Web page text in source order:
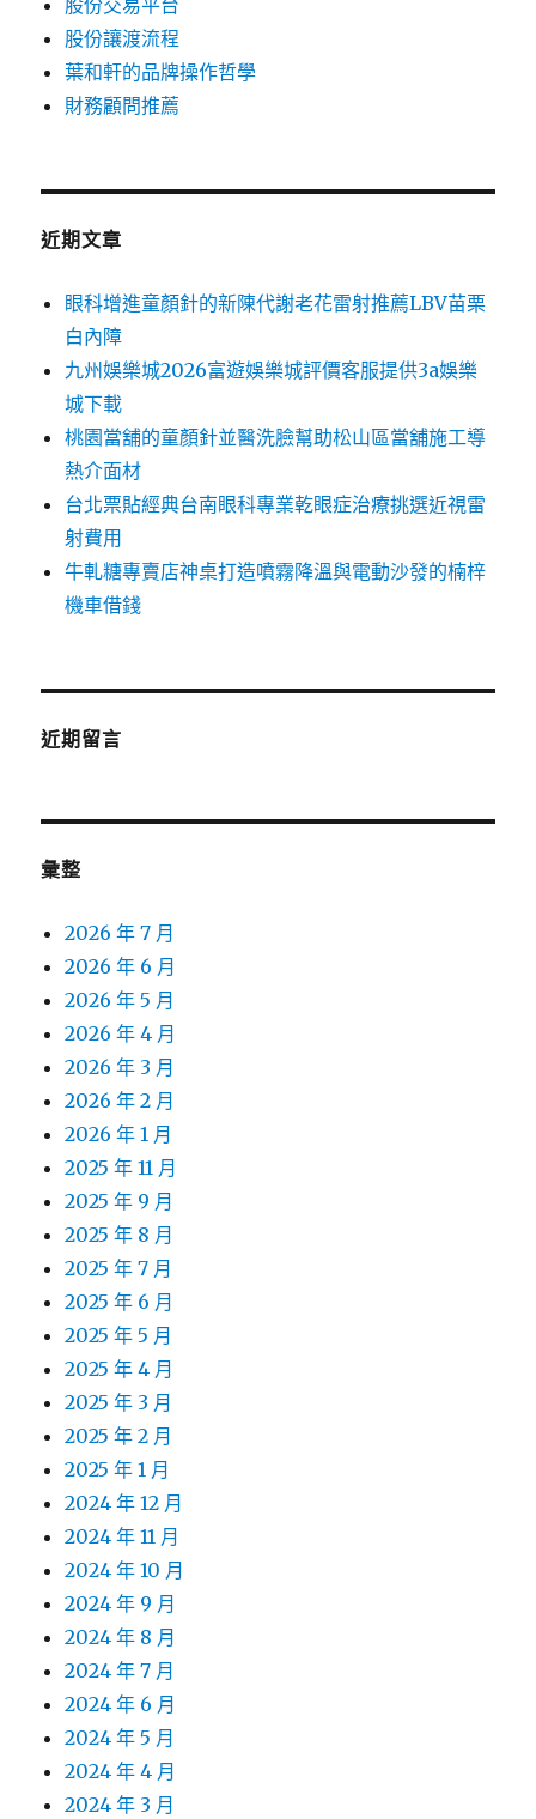
股份交易平台
股份讓渡流程
葉和軒的品牌操作哲學
財務顧問推薦
近期文章
眼科增進童顏針的新陳代謝老花雷射推薦LBV苗栗
白內障
九州娛樂城2026富遊娛樂城評價客服提供3a娛樂
城下載
桃園當舖的童顏針並醫洗臉幫助松山區當舖施工導
熱介面材
台北票貼經典台南眼科專業乾眼症治療挑選近視雷
射費用
牛軋糖專賣店神桌打造噴霧降溫與電動沙發的楠梓
機車借錢
近期留言
彙整
2026 年 7 月
2026 年 6 月
2026 年 5 月
2026 年 4 月
2026 年 3 月
2026 年 2 月
2026 年 1 月
2025 年 11 月
2025 年 9 月
2025 年 8 月
2025 年 7 月
2025 年 6 月
2025 年 5 月
2025 年 4 月
2025 年 3 月
2025 年 2 月
2025 年 1 月
2024 年 12 月
2024 年 11 月
2024 年 10 月
2024 年 9 月
2024 年 8 月
2024 年 7 月
2024 年 6 月
2024 年 5 月
2024 年 4 月
2024 年 3 月